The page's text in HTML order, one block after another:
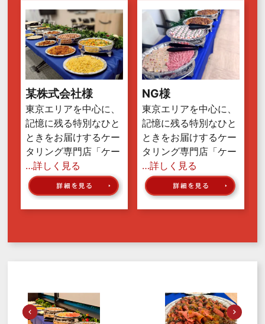
某株式会社様
東京エリアを中心に、
記憶に残る特別なひと
ときをお届けするケー
タリング専門店「ケー
…詳しく見る
NG様
東京エリアを中心に、
記憶に残る特別なひと
ときをお届けするケー
タリング専門店「ケー
…詳しく見る